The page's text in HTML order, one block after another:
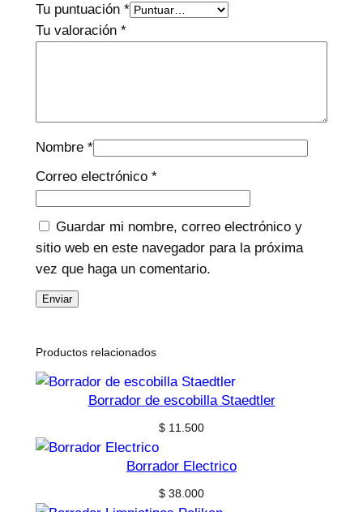
Tu puntuación *
Tu valoración *
Nombre *
Correo electrónico *
Guardar mi nombre, correo electrónico y
sitio web en este navegador para la próxima
vez que haga un comentario.
Productos relacionados
Borrador de escobilla Staedtler
$ 11.500
Borrador Electrico
$ 38.000